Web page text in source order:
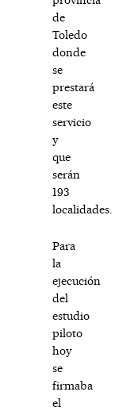
de
Toledo
donde
se
prestará
este
servicio
y
que
serán
193
localidades.
Para
la
ejecución
del
estudio
piloto
hoy
se
firmaba
el